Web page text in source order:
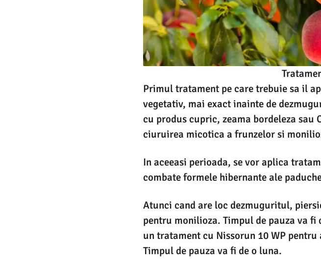
Primul tratament pe care trebuie sa il
vegetativ, mai exact inainte de
cu produs cupric, zeama bordeleza sau
ciuruirea micotica a frunzelor si
In aceeasi perioada, se vor aplica
combate formele hibernante ale
Atunci cand are loc dezmuguritul,
pentru monilioza. Timpul de pauza va fi
un tratament cu Nissorun 10 WP
Timpul de pauza va fi de o luna.